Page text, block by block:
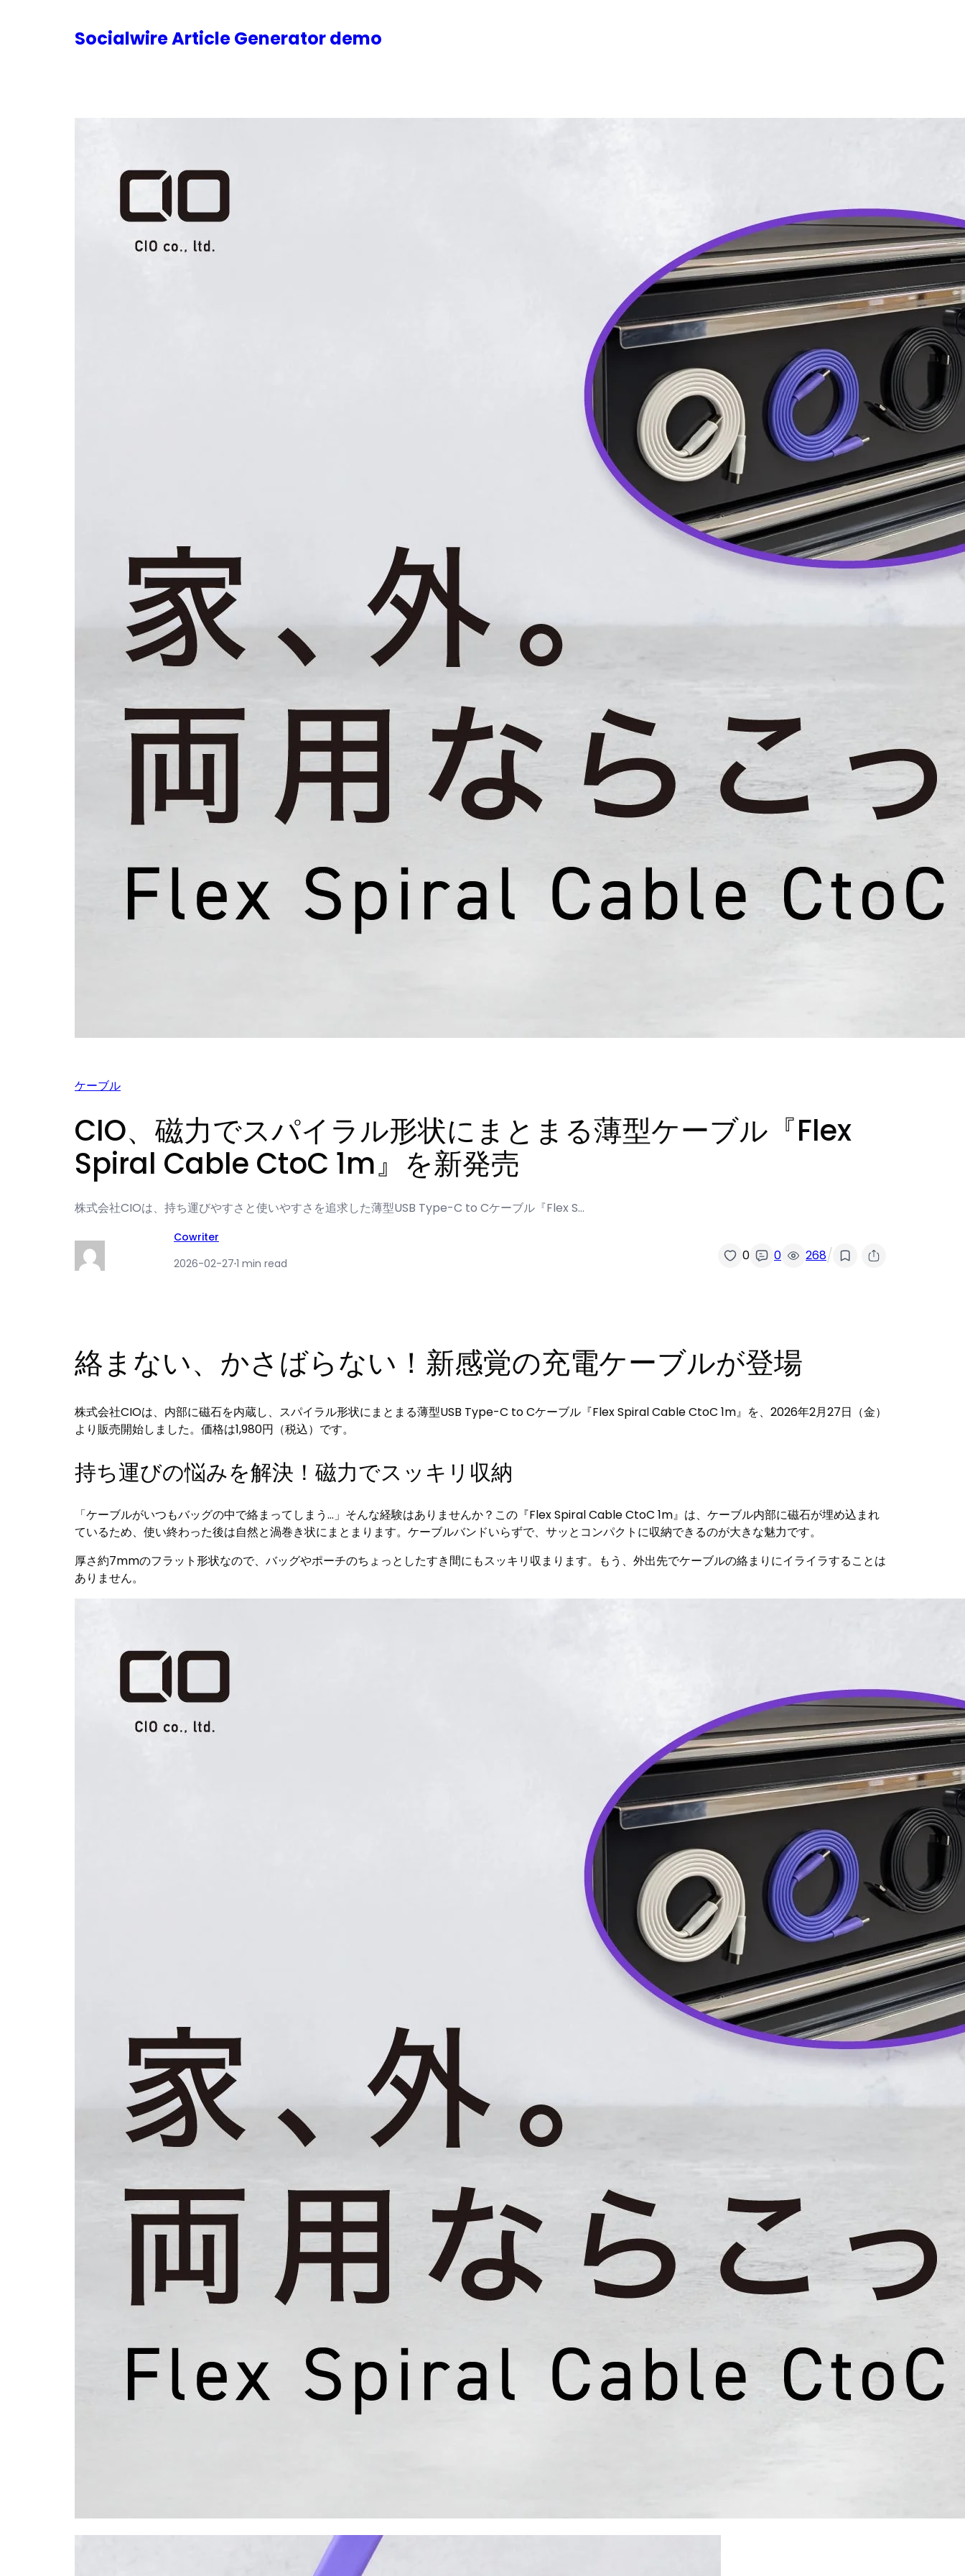
Socialwire Article Generator demo
ケーブル
CIO、磁力でスパイラル形状にまとまる薄型ケーブル『Flex
Spiral Cable CtoC 1m』を新発売
株式会社CIOは、持ち運びやすさと使いやすさを追求した薄型USB Type-C to Cケーブル『Flex S…
Cowriter
2026-02-27·1 min read 0 0 268/
絡まない、かさばらない！新感覚の充電ケーブルが登場
株式会社CIOは、内部に磁石を内蔵し、スパイラル形状にまとまる薄型USB Type-C to Cケーブル『Flex Spiral Cable CtoC 1m』を、2026年2月27日（金）
より販売開始しました。価格は1,980円（税込）です。
持ち運びの悩みを解決！磁力でスッキリ収納
「ケーブルがいつもバッグの中で絡まってしまう…」そんな経験はありませんか？この『Flex Spiral Cable CtoC 1m』は、ケーブル内部に磁石が埋め込まれ
ているため、使い終わった後は自然と渦巻き状にまとまります。ケーブルバンドいらずで、サッとコンパクトに収納できるのが大きな魅力です。
厚さ約7mmのフラット形状なので、バッグやポーチのちょっとしたすき間にもスッキリ収まります。もう、外出先でケーブルの絡まりにイライラすることは
ありません。